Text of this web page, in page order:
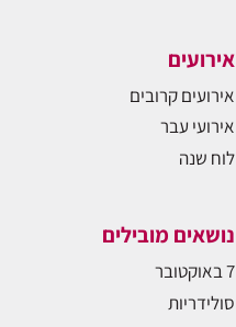
אירועים
אירועים קרובים
אירועי עבר
לוח שנה
נושאים מובילים
7 באוקטובר
סולידריות